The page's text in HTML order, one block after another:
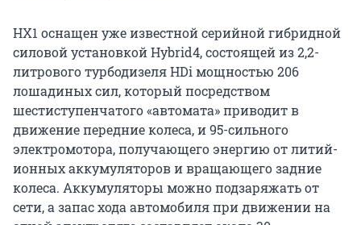
HX1 оснащен уже известной серийной гибридной
силовой установкой Hybrid4, состоящей из 2,2-
литрового турбодизеля HDi мощностью 206
лошадиных сил, который посредством
шестиступенчатого «автомата» приводит в
движение передние колеса, и 95-сильного
электромотора, получающего энергию от литий-
ионных аккумуляторов и вращающего задние
колеса. Аккумуляторы можно подзаряжать от
сети, а запас хода автомобиля при движении на